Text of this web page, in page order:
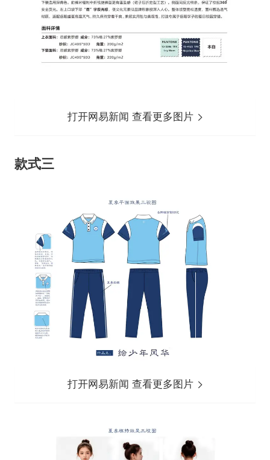
打开网易新闻 查看更多图片
款式三
打开网易新闻 查看更多图片